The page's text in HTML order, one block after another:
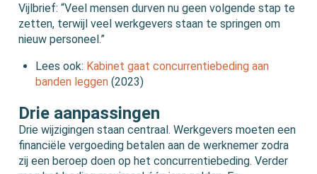
Vijlbrief: “Veel mensen durven nu geen volgende stap te
zetten, terwijl veel werkgevers staan te springen om
nieuw personeel.”
Lees ook: Kabinet gaat concurrentiebeding aan
banden leggen (2023)
Drie aanpassingen
Drie wijzigingen staan centraal. Werkgevers moeten een
financiële vergoeding betalen aan de werknemer zodra
zij een beroep doen op het concurrentiebeding. Verder